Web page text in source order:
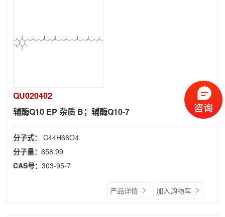
QU020402
辅酶Q10 EP 杂质 B；辅酶Q10-7
分子式： C44H66O4
分子量： 658.99
CAS号： 303-95-7
产品详情 加入购物车